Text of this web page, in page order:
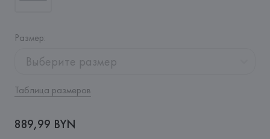
Размер:
Выберите размер
Таблица размеров
889,99 BYN